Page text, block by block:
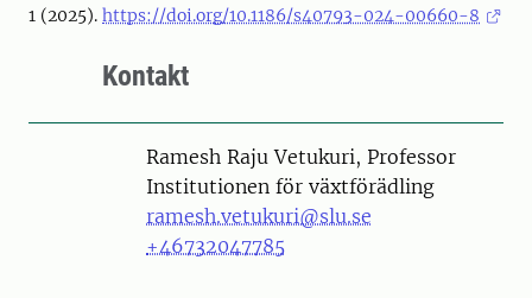
1 (2025). https://doi.org/10.1186/s40793-024-00660-8
Kontakt
PersonRamesh Raju Vetukuri, Professor
Institutionen för växtförädling
ramesh.vetukuri@slu.se
+46732047785